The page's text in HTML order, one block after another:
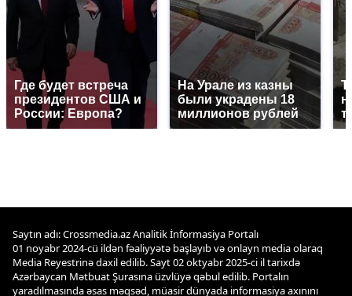
Где будет встреча
президентов США и
России: Европа?
На Урале из казны
были украдены 18
миллионов рублей
Saytın adı: Crossmedia.az Analitik İnformasiya Portalı
01 noyabr 2024-cü ildən fəaliyyətə başlayıb və onlayn media olaraq
Media Reyestrinə daxil edilib. Sayt 02 oktyabr 2025-ci il tarixdə
Azərbaycan Mətbuat Şurasına üzvlüyə qəbul edilib. Portalın
yaradılmasında əsas məqsəd, müasir dünyada informasiya axınını